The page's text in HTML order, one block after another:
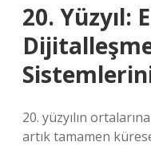
20. Yüzyıl:
20. yüzyılın
artık tamamen